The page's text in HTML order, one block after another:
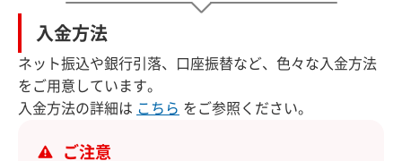
入金方法
ネット振込や銀行引落、口座振替など、色々な入金方法
をご用意しています。
入金方法の詳細は こちら をご参照ください。
ご注意